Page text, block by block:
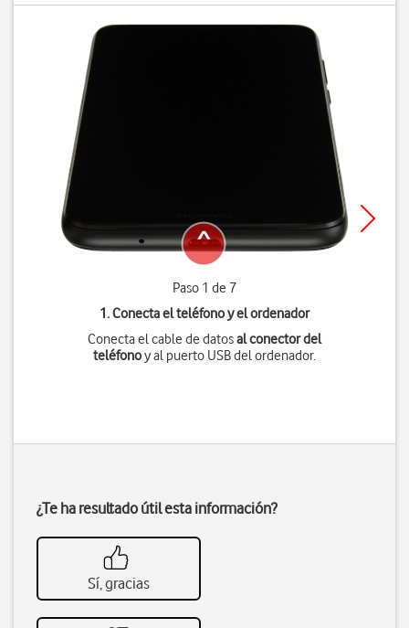
Paso 1 de 7
1. Conecta el teléfono y el ordenador
Conecta el cable de datosal conector del
teléfonoy al puerto USB del ordenador.
¿Te ha resultado útil esta información?
Sí, gracias